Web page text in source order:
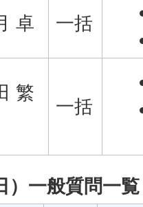
卓 一括
繁
一括
）一般質問一覧